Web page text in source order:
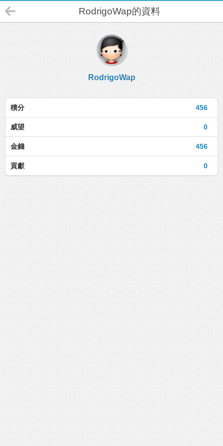
RodrigoWap的資料
RodrigoWap
456
積分
0
威望
456
金錢
0
貢獻